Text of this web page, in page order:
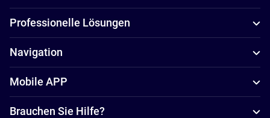
Professionelle Lösungen
Navigation
Mobile APP
Brauchen Sie Hilfe?